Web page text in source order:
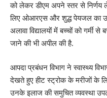
को लेकर डीएम अपने स्तर से
लिए ओआरएस और शुद्ध पेयजल का
अलावा विद्यालयों में बच्चों को
जाने की भी अपील की है.
आपदा प्रबंधन विभाग ने स्वास्थ्य
देखते हुए हीट स्ट्रोक के मरीजों के
उनके इलाज की समुचित व्यवस्था